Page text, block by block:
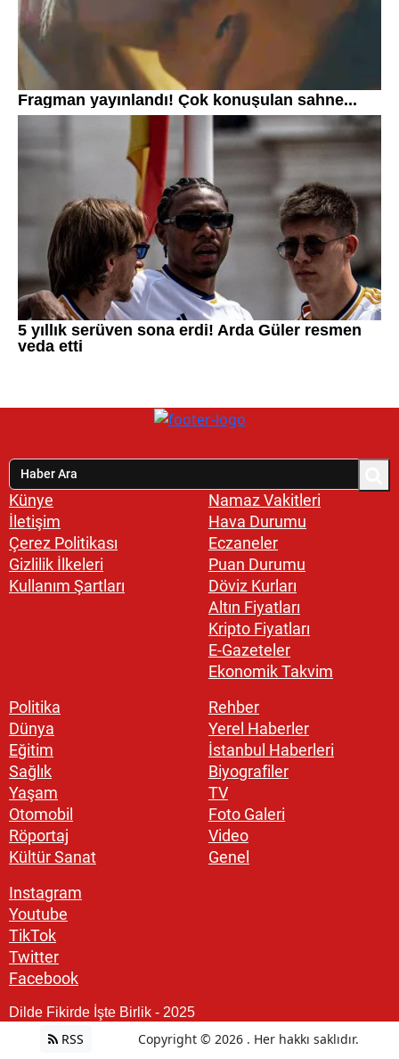
Künye
İletişim
Çerez Politikası
Gizlilik İlkeleri
Kullanım Şartları
Namaz Vakitleri
Hava Durumu
Eczaneler
Puan Durumu
Döviz Kurları
Altın Fiyatları
Kripto Fiyatları
E-Gazeteler
Ekonomik Takvim
Politika
Dünya
Eğitim
Sağlık
Yaşam
Otomobil
Röportaj
Kültür Sanat
Rehber
Yerel Haberler
İstanbul Haberleri
Biyografiler
TV
Foto Galeri
Video
Genel
Instagram
Youtube
TikTok
Twitter
Facebook
Dilde Fikirde İşte Birlik - 2025
RSS Copyright © 2026 . Her hakkı saklıdır.